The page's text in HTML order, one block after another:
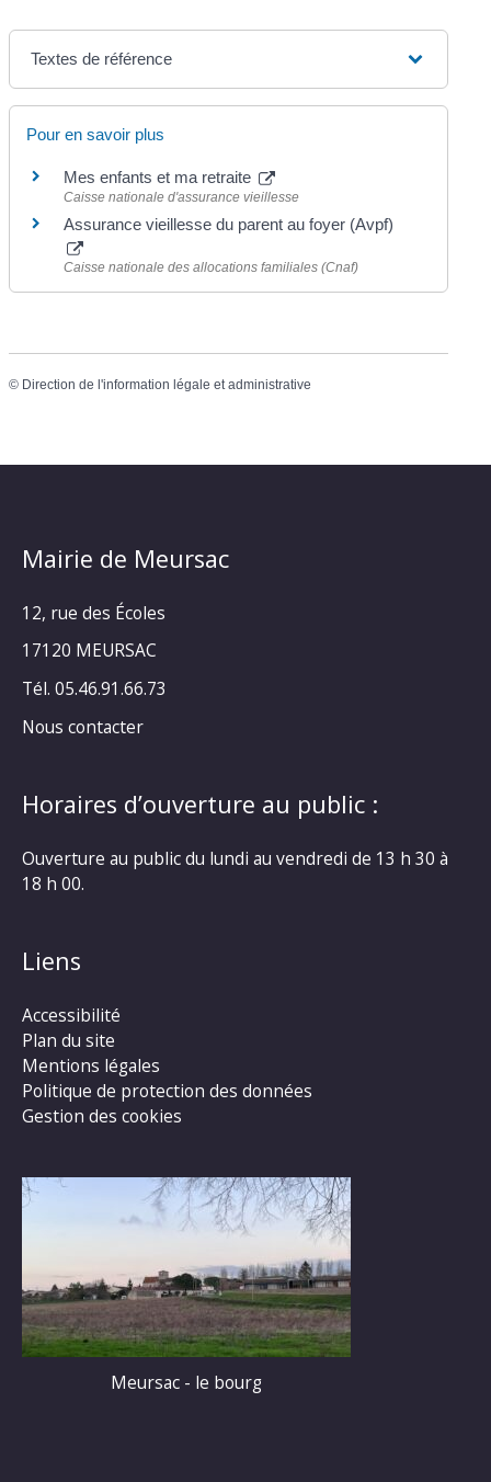
Textes de référence
Pour en savoir plus
Mes enfants et ma retraite
Caisse nationale d'assurance vieillesse
Assurance vieillesse du parent au foyer (Avpf)
Caisse nationale des allocations familiales (Cnaf)
© Direction de l'information légale et administrative
Mairie de Meursac
12, rue des Écoles
17120 MEURSAC
Tél. 05.46.91.66.73
Nous contacter
Horaires d’ouverture au public :
Ouverture au public du lundi au vendredi de 13 h 30 à
18 h 00.
Liens
Accessibilité
Plan du site
Mentions légales
Politique de protection des données
Gestion des cookies
Meursac - le bourg